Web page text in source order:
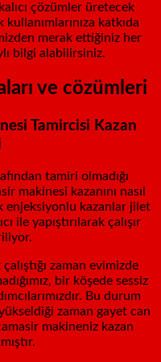
çözümler üretecek
katkıda
merak ettiğiniz her
bilgi alabilirsiniz.
ve cözümleri
Tamircisi Kazan
tamiri olmadığı
makinesi kazanını nasıl
enjeksiyonlu kazanlar jilet
ile yapıştırılarak çalışır
zaman evimizde
bir köşede sessiz
Bu durum
zaman gayet can
makineniz kazan